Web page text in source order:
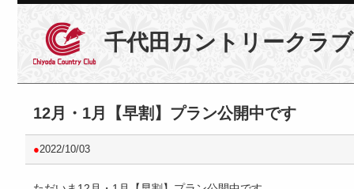
千代田カントリークラブ
12月・1月【早割】プラン公開中です
●2022/10/03